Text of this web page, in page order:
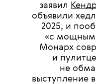
заявил
объявили
2025, и
«с мощным
Монарх
и
не
выступление